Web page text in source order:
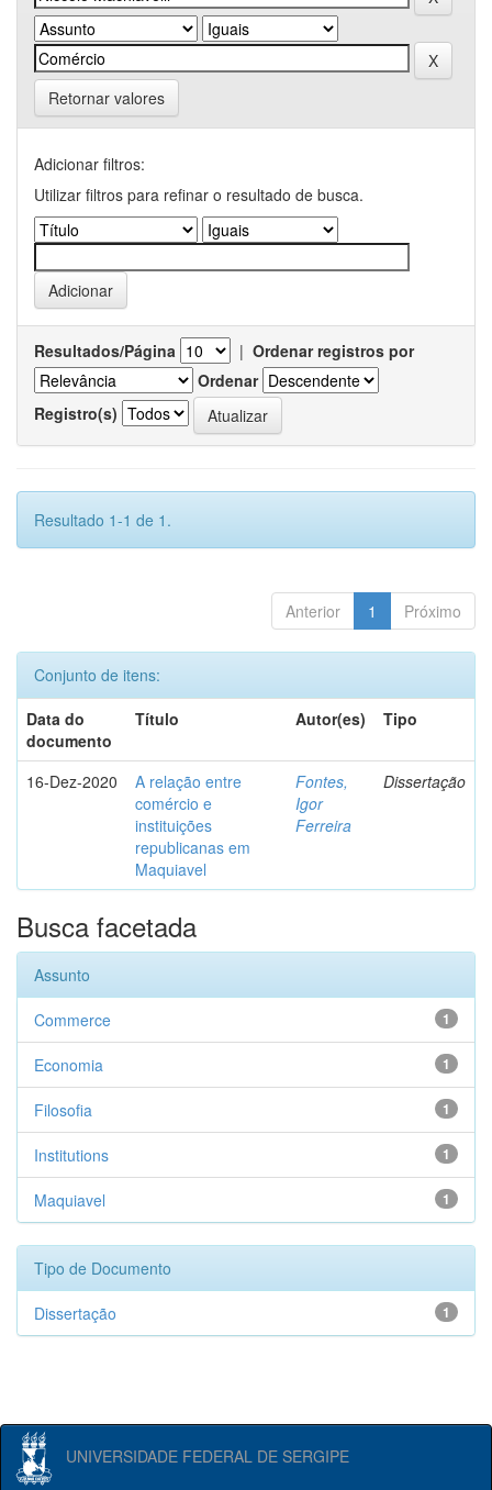
Retornar valores
Adicionar filtros:
Utilizar filtros para refinar o resultado de busca.
Resultados/Página | Ordenar registros por
Ordenar
Registro(s)
Resultado 1-1 de 1.
Anterior 1 Próximo
Conjunto de itens:
Data do
documento
Título Autor(es) Tipo
16-Dez-2020
A relação entre
comércio e
instituições
republicanas em
Maquiavel
Fontes,
Igor
Ferreira
Dissertação
Busca facetada
Assunto
1
Commerce
1
Economia
1
Filosofia
1
Institutions
1
Maquiavel
Tipo de Documento
1
Dissertação
UNIVERSIDADE FEDERAL DE SERGIPE